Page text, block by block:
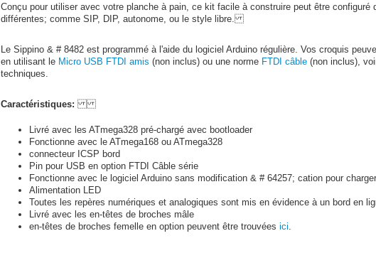
Conçu pour utiliser avec votre planche à pain, ce kit facile à construire peut être configuré
différentes; comme SIP, DIP, autonome, ou le style libre.
Le Sippino & # 8482 est programmé à l'aide du logiciel Arduino régulière. Vos croquis
en utilisant le Micro USB FTDI amis (non inclus) ou une norme FTDI câble (non inclus),
techniques.
Caractéristiques:
Livré avec les ATmega328 pré-chargé avec bootloader
Fonctionne avec le ATmega168 ou ATmega328
connecteur ICSP bord
Pin pour USB en option FTDI Câble série
Fonctionne avec le logiciel Arduino sans modification & # 64257; cation pour
Alimentation LED
Toutes les repères numériques et analogiques sont mis en évidence à un bord en
Livré avec les en-têtes de broches mâle
en-têtes de broches femelle en option peuvent être trouvées ici.